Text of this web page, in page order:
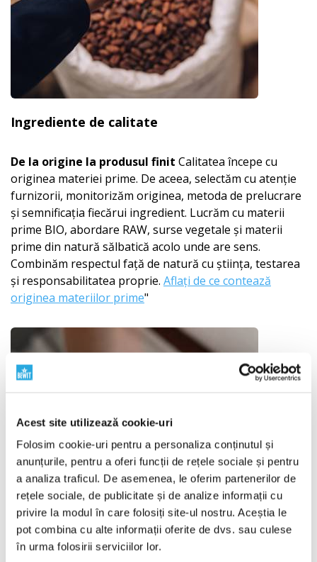
Acest site utilizează cookie-uri
Folosim cookie-uri pentru a personaliza conținutul și
anunțurile, pentru a oferi funcții de rețele sociale și pentru
a analiza traficul. De asemenea, le oferim partenerilor de
rețele sociale, de publicitate și de analize informații cu
privire la modul în care folosiți site-ul nostru. Aceștia le
pot combina cu alte informații oferite de dvs. sau culese
în urma folosirii serviciilor lor.
Ingrediente de calitate
De la origine la produsul finit Calitatea începe cu
originea materiei prime. De aceea, selectăm cu atenție
furnizorii, monitorizăm originea, metoda de prelucrare
și semnificația fiecărui ingredient. Lucrăm cu materii
prime BIO, abordare RAW, surse vegetale și materii
prime din natură sălbatică acolo unde are sens.
Combinăm respectul față de natură cu știința, testarea
și responsabilitatea proprie. Aflați de ce contează
originea materiilor prime"